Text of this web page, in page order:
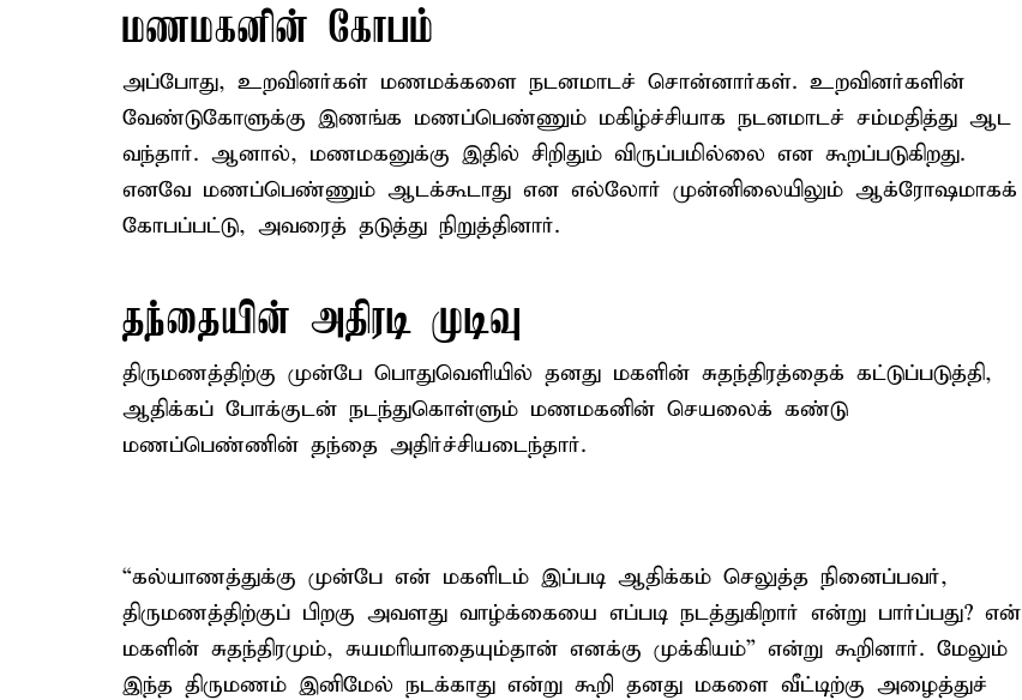
மணமகனின் கோபம்
அப்போது, உறவினர்கள் மணமக்களை நடனமாடச் சொன்னார்கள். உறவினர்களின்
வேண்டுகோளுக்கு இணங்க மணப்பெண்ணும் மகிழ்ச்சியாக நடனமாடச் சம்மதித்து ஆட
வந்தார். ஆனால், மணமகனுக்கு இதில் சிறிதும் விருப்பமில்லை என கூறப்படுகிறது.
எனவே மணப்பெண்ணும் ஆடக்கூடாது என எல்லோர் முன்னிலையிலும் ஆக்ரோஷமாகக்
கோபப்பட்டு, அவரைத் தடுத்து நிறுத்தினார்.
தந்தையின் அதிரடி முடிவு
திருமணத்திற்கு முன்பே பொதுவெளியில் தனது மகளின் சுதந்திரத்தைக் கட்டுப்படுத்தி,
ஆதிக்கப் போக்குடன் நடந்துகொள்ளும் மணமகனின் செயலைக் கண்டு
மணப்பெண்ணின் தந்தை அதிர்ச்சியடைந்தார்.
“கல்யாணத்துக்கு முன்பே என் மகளிடம் இப்படி ஆதிக்கம் செலுத்த நினைப்பவர்,
திருமணத்திற்குப் பிறகு அவளது வாழ்க்கையை எப்படி நடத்துகிறார் என்று பார்ப்பது? என்
மகளின் சுதந்திரமும், சுயமரியாதையும்தான் எனக்கு முக்கியம்” என்று கூறினார். மேலும்
இந்த திருமணம் இனிமேல் நடக்காது என்று கூறி தனது மகளை வீட்டிற்கு அழைத்துச்